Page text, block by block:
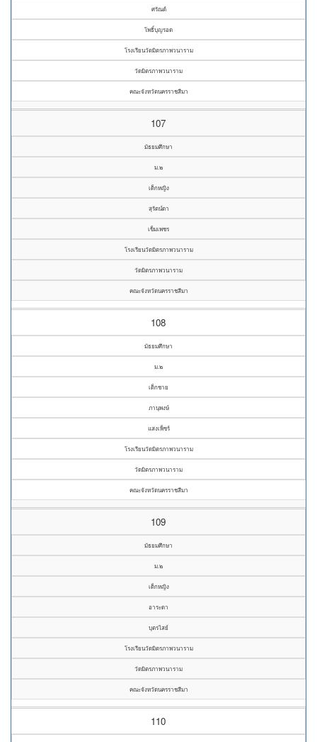
ศรัณต์
โพธิ์บุญรอด
โรงเรียนวัดมิตรภาพวนาราม
วัดมิตรภาพวนาราม
คณะจังหวัดนครราชสีมา
107
มัธยมศึกษา
ม.๒
เด็กหญิง
สุรัตน์ดา
เข็มเพชร
โรงเรียนวัดมิตรภาพวนาราม
วัดมิตรภาพวนาราม
คณะจังหวัดนครราชสีมา
108
มัธยมศึกษา
ม.๒
เด็กชาย
ภานุพงษ์
แสงเพ็ชร์
โรงเรียนวัดมิตรภาพวนาราม
วัดมิตรภาพวนาราม
คณะจังหวัดนครราชสีมา
109
มัธยมศึกษา
ม.๒
เด็กหญิง
อาระดา
บุตรไสย์
โรงเรียนวัดมิตรภาพวนาราม
วัดมิตรภาพวนาราม
คณะจังหวัดนครราชสีมา
110